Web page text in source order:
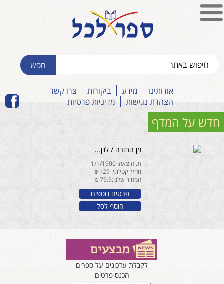
אודותינו מידע ביקורות
צרו קשר
הצהרת נגישות
מדיניות פרטיות
חדש על המדף
מן התורה / לוין...
ת. הוצאה: 1/1/1900
מחיר קטלוגי: 129 ₪
המחיר שלנו:79.9 ₪
פרטים נוספים
הוסף לסל
לקבלת עדכונים על ספרים
הכנס פרטים